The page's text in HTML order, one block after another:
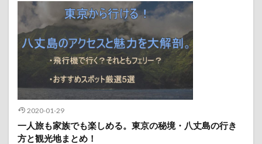
2020-01-29
一人旅も家族でも楽しめる。東京の秘境・八丈島の行き
方と観光地まとめ！